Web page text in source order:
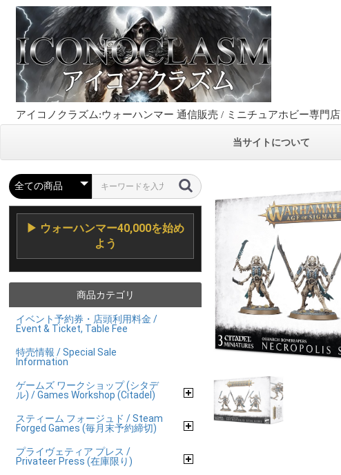
アイコノクラズム:ウォーハンマー 通信販売 / ミニチュアホビー専門店
当サイトについて
▶ ウォーハンマー40,000を始め
よう
商品カテゴリ
イベント予約券・店頭利用料金 /
Event & Ticket, Table Fee
特売情報 / Special Sale
Information
ゲームズ ワークショップ (シタデ
ル) / Games Workshop (Citadel)
スティーム フォージュド / Steam
Forged Games (毎月末予約締切)
プライヴェティア プレス /
Privateer Press (在庫限り)